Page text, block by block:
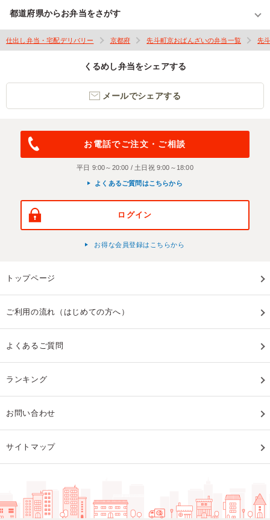
都道府県からお弁当をさがす
仕出し弁当・宅配デリバリー 京都府 先斗町京おばんざいの弁当一覧 先
くるめし弁当をシェアする
メールでシェアする
お電話でご注文・ご相談
平日 9:00～20:00 / 土日祝 9:00～18:00
よくあるご質問はこちらから
ログイン
お得な会員登録はこちらから
トップページ
ご利用の流れ（はじめての方へ）
よくあるご質問
ランキング
お問い合わせ
サイトマップ